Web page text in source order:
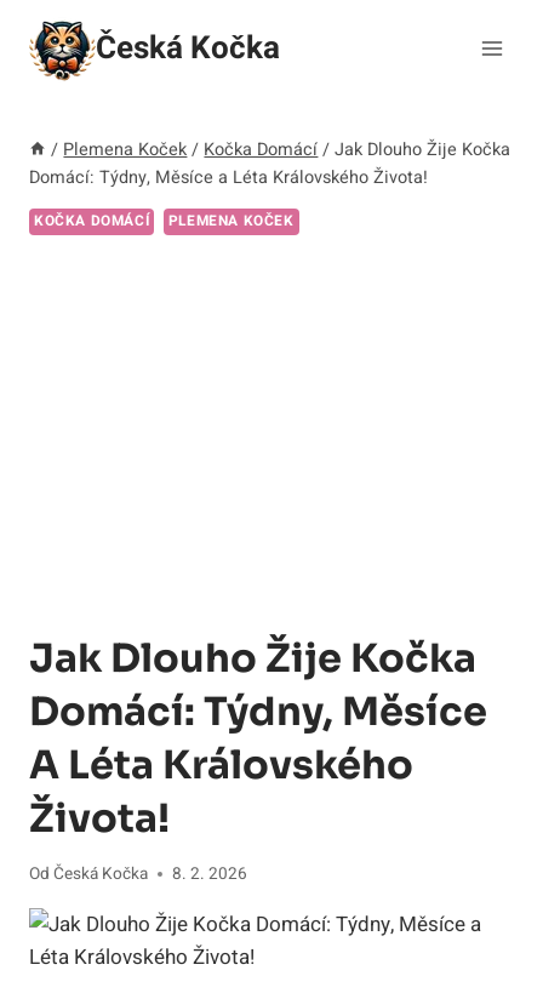
Přeskočit
obsah
Česká Kočka
/ Plemena Koček / Kočka Domácí / Jak Dlouho Žije Kočka
Domácí: Týdny, Měsíce a Léta Královského Života!
KOČKA DOMÁCÍ PLEMENA KOČEK
Jak Dlouho Žije Kočka
Domácí: Týdny, Měsíce
A Léta Královského
Života!
Od Česká Kočka 8. 2. 2026